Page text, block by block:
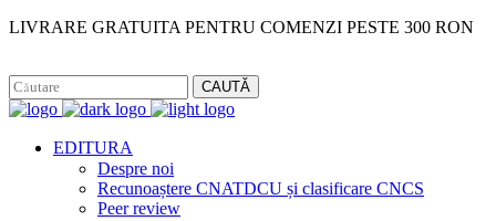
LIVRARE GRATUITA PENTRU COMENZI PESTE 300 RON
CAUTĂ
EDITURA
Despre noi
Recunoaștere CNATDCU și clasificare CNCS
Peer review